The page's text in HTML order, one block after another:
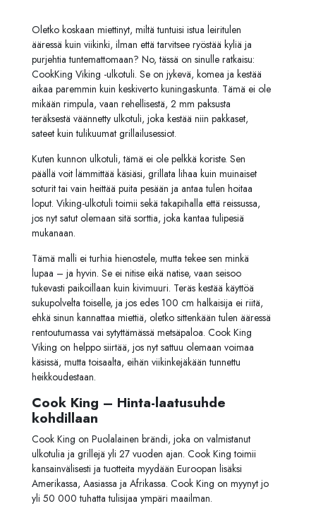
Oletko koskaan miettinyt, miltä tuntuisi istua leiritulen
ääressä kuin viikinki, ilman että tarvitsee ryöstää kyliä ja
purjehtia tuntemattomaan? No, tässä on sinulle ratkaisu:
CookKing Viking -ulkotuli. Se on jykevä, komea ja kestää
aikaa paremmin kuin keskiverto kuningaskunta. Tämä ei ole
mikään rimpula, vaan rehellisestä, 2 mm paksusta
teräksestä väännetty ulkotuli, joka kestää niin pakkaset,
sateet kuin tulikuumat grillailusessiot.
Kuten kunnon ulkotuli, tämä ei ole pelkkä koriste. Sen
päällä voit lämmittää käsiäsi, grillata lihaa kuin muinaiset
soturit tai vain heittää puita pesään ja antaa tulen hoitaa
loput. Viking-ulkotuli toimii sekä takapihalla että reissussa,
jos nyt satut olemaan sitä sorttia, joka kantaa tulipesiä
mukanaan.
Tämä malli ei turhia hienostele, mutta tekee sen minkä
lupaa – ja hyvin. Se ei nitise eikä natise, vaan seisoo
tukevasti paikoillaan kuin kivimuuri. Teräs kestää käyttöä
sukupolvelta toiselle, ja jos edes 100 cm halkaisija ei riitä,
ehkä sinun kannattaa miettiä, oletko sittenkään tulen ääressä
rentoutumassa vai sytyttämässä metsäpaloa. Cook King
Viking on helppo siirtää, jos nyt sattuu olemaan voimaa
käsissä, mutta toisaalta, eihän viikinkejäkään tunnettu
heikkoudestaan.
Cook King – Hinta-laatusuhde
kohdillaan
Cook King on Puolalainen brändi, joka on valmistanut
ulkotulia ja grillejä yli 27 vuoden ajan. Cook King toimii
kansainvälisesti ja tuotteita myydään Euroopan lisäksi
Amerikassa, Aasiassa ja Afrikassa. Cook King on myynyt jo
yli 50 000 tuhatta tulisijaa ympäri maailman.